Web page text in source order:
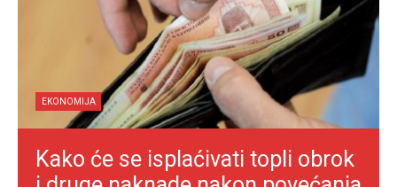
EKONOMIJA
Kako će se isplaćivati topli obrok